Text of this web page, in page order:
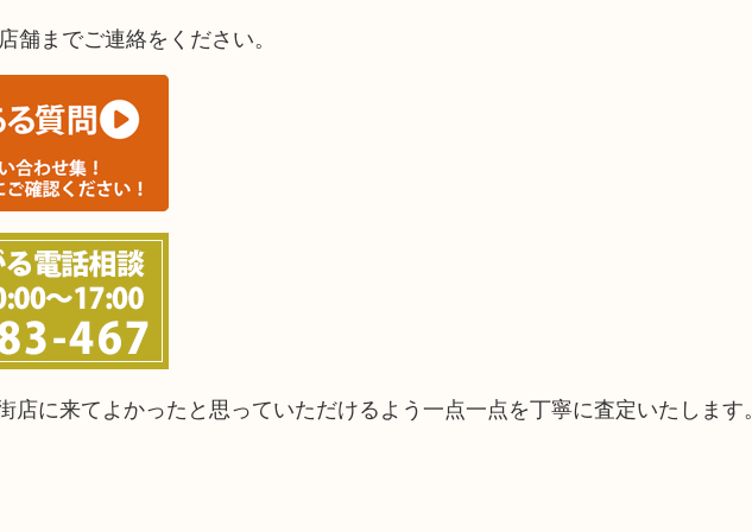
舗までご連絡をください。
店に来てよかったと思っていただけるよう一点一点を丁寧に査定いたします。